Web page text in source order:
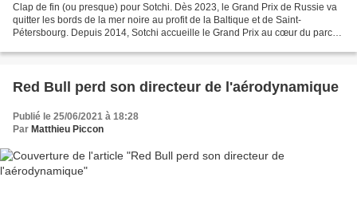
Clap de fin (ou presque) pour Sotchi. Dès 2023, le Grand Prix de Russie va
quitter les bords de la mer noire au profit de la Baltique et de Saint-
Pétersbourg. Depuis 2014, Sotchi accueille le Grand Prix au cœur du parc
Red Bull perd son directeur de l'aérodynamique
Publié le 25/06/2021 à 18:28
Par Matthieu Piccon